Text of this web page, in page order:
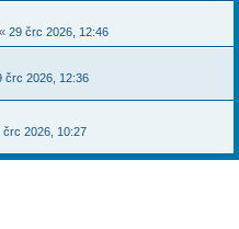
« 29 črc 2026, 12:46
črc 2026, 12:36
črc 2026, 10:27